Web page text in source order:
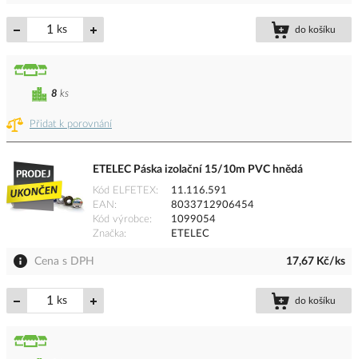
ks do košíku
Přidat k porovnání
8 ks
ETELEC Páska izolační 15/10m PVC hnědá
Kód ELFETEX
11.116.591
EAN
8033712906454
Kód výrobce
1099054
Značka
ETELEC
Cena s DPH 17,67 Kč/ks
ks do košíku